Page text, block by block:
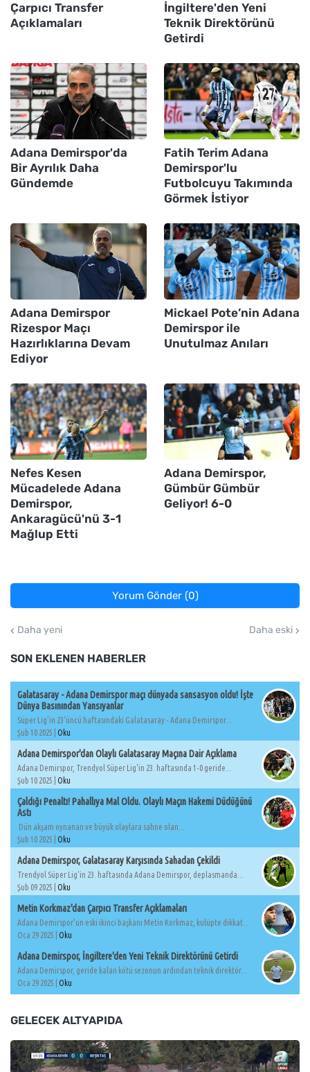
Çarpıcı Transfer
Açıklamaları
İngiltere'den Yeni
Teknik Direktörünü
Getirdi
Adana Demirspor'da
Bir Ayrılık Daha
Gündemde
Fatih Terim Adana
Demirspor'lu
Futbolcuyu Takımında
Görmek İstiyor
Adana Demirspor
Rizespor Maçı
Hazırlıklarına Devam
Ediyor
Mickael Pote’nin Adana
Demirspor ile
Unutulmaz Anıları
Nefes Kesen
Mücadelede Adana
Demirspor,
Ankaragücü'nü 3-1
Mağlup Etti
Adana Demirspor,
Gümbür Gümbür
Geliyor! 6-0
Yorum Gönder (0)
Daha yeni Daha eski
SON EKLENEN HABERLER
Galatasaray - Adana Demirspor maçı dünyada sansasyon oldu! İşte
Dünya Basınından Yansıyanlar
Süper Lig'in 23'üncü haftasındaki Galatasaray - Adana Demirspor...
Şub 10 2025 | Oku
Adana Demirspor'dan Olaylı Galatasaray Maçına Dair Açıklama
Adana Demirspor, Trendyol Süper Lig'in 23. haftasında 1-0 geride...
Şub 10 2025 | Oku
Çaldığı Penaltı! Pahallıya Mal Oldu. Olaylı Maçın Hakemi Düdüğünü
Astı
Dün akşam oynanan ve büyük olaylara sahne olan...
Şub 10 2025 | Oku
Adana Demirspor, Galatasaray Karşısında Sahadan Çekildi
Trendyol Süper Lig'in 23. haftasında Adana Demirspor, deplasmanda...
Şub 09 2025 | Oku
Metin Korkmaz'dan Çarpıcı Transfer Açıklamaları
Adana Demirspor'un eski ikinci başkanı Metin Korkmaz, kulüpte dikkat...
Oca 29 2025 | Oku
Adana Demirspor, İngiltere'den Yeni Teknik Direktörünü Getirdi
Adana Demirspor, geride kalan kötü sezonun ardından teknik direktör...
Oca 29 2025 | Oku
GELECEK ALTYAPIDA